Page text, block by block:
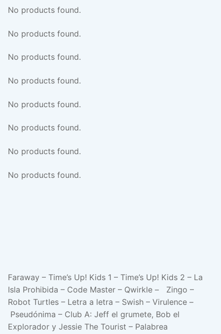
No products found.
No products found.
No products found.
No products found.
No products found.
No products found.
No products found.
No products found.
Faraway – Time’s Up! Kids 1 – Time’s Up! Kids 2 – La
Isla Prohibida – Code Master – Qwirkle – Zingo –
Robot Turtles – Letra a letra – Swish – Virulence –
Pseudónima – Club A: Jeff el grumete, Bob el
Explorador y Jessie The Tourist – Palabrea